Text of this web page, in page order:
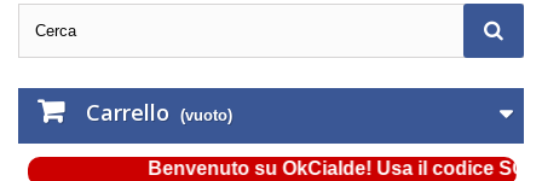
Carrello (vuoto)
Benvenuto su OkCialde! Usa il codice